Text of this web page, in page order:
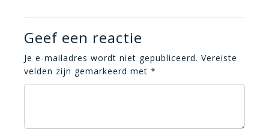
Geef een reactie
Je e-mailadres wordt niet gepubliceerd. Vereiste
velden zijn gemarkeerd met *